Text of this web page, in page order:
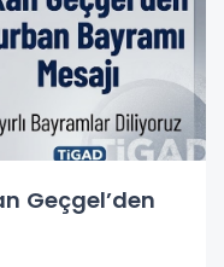
Geçgel’den